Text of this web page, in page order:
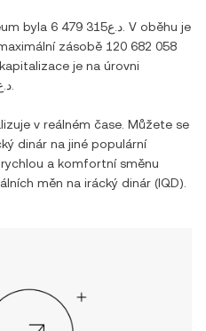
byla د.ع6 479 315 . V oběhu je
zásobě 120 682 058
je na úrovni
د.ع297 008 194
v reálném čase. Můžete se
dinár na jiné populární
a komfortní směnu
měn na irácký dinár (IQD).